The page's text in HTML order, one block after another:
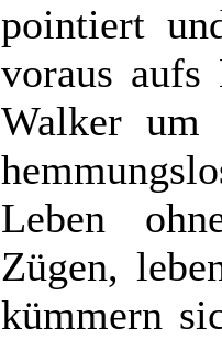
pointiert
voraus aufs
Walker um
Leben
Zügen,
kümmern